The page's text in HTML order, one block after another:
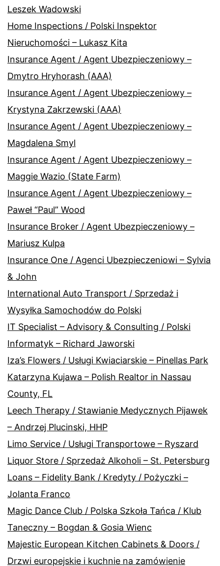
Leszek Wadowski
Home Inspections / Polski Inspektor
Nieruchomości – Lukasz Kita
Insurance Agent / Agent Ubezpieczeniowy –
Dmytro Hryhorash (AAA)
Insurance Agent / Agent Ubezpieczeniowy –
Krystyna Zakrzewski (AAA)
Insurance Agent / Agent Ubezpieczeniowy –
Magdalena Smyl
Insurance Agent / Agent Ubezpieczeniowy –
Maggie Wazio (State Farm)
Insurance Agent / Agent Ubezpieczeniowy –
Paweł “Paul” Wood
Insurance Broker / Agent Ubezpieczeniowy –
Mariusz Kulpa
Insurance One / Agenci Ubezpieczeniowi – Sylvia
& John
International Auto Transport / Sprzedaż i
Wysyłka Samochodów do Polski
IT Specialist – Advisory & Consulting / Polski
Informatyk – Richard Jaworski
Iza’s Flowers / Usługi Kwiaciarskie – Pinellas Park
Katarzyna Kujawa – Polish Realtor in Nassau
County, FL
Leech Therapy / Stawianie Medycznych Pijawek
– Andrzej Plucinski, HHP
Limo Service / Usługi Transportowe – Ryszard
Liquor Store / Sprzedaż Alkoholi – St. Petersburg
Loans – Fidelity Bank / Kredyty / Pożyczki –
Jolanta Franco
Magic Dance Club / Polska Szkoła Tańca / Klub
Taneczny – Bogdan & Gosia Wienc
Majestic European Kitchen Cabinets & Doors /
Drzwi europejskie i kuchnie na zamówienie